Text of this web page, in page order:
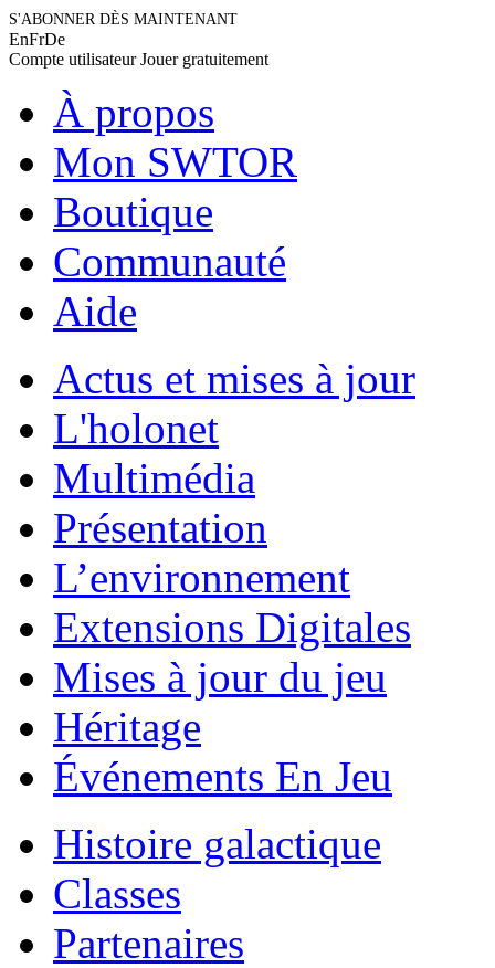
S'ABONNER DÈS MAINTENANT
EnFrDe
Compte utilisateurJouer gratuitement
À propos
Mon SWTOR
Boutique
Communauté
Aide
Actus et mises à jour
L'holonet
Multimédia
Présentation
L’environnement
Extensions Digitales
Mises à jour du jeu
Héritage
Événements En Jeu
Histoire galactique
Classes
Partenaires